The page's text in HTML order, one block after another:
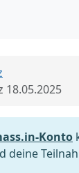
18.05.2025
Konto
deine